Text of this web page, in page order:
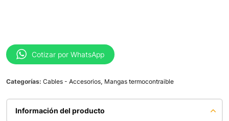
Cotizar por WhatsApp
Categorías: Cables - Accesorios, Mangas termocontraible
Información del producto